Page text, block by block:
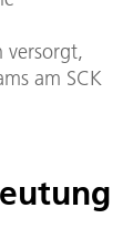
versorgt,
am SCK